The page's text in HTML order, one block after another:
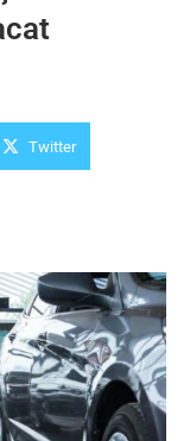
Twitter